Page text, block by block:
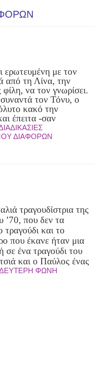
με τον
από τη Λίνα, την
να τον γνωρίσει.
τον Τόνυ, ο
κακό την
έπειτα -σαν
ΔΙΑΦΟΡΩΝ
τραγουδίστρια της
’70, που δεν τα
τραγούδι και το
που έκανε ήταν μια
σε ένα τραγούδι του
και ο Παύλος ένας
ΦΩΝΗ